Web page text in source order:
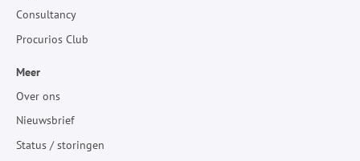
Consultancy
Procurios Club
Meer
Over ons
Nieuwsbrief
Status / storingen